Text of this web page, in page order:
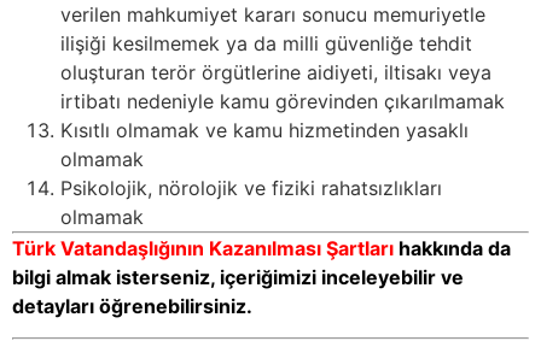
verilen mahkumiyet kararı sonucu memuriyetle
ilişiği kesilmemek ya da milli güvenliğe tehdit
oluşturan terör örgütlerine aidiyeti, iltisakı veya
irtibatı nedeniyle kamu görevinden çıkarılmamak
Kısıtlı olmamak ve kamu hizmetinden yasaklı
olmamak
Psikolojik, nörolojik ve fiziki rahatsızlıkları
olmamak
Türk Vatandaşlığının Kazanılması Şartları hakkında da
bilgi almak isterseniz, içeriğimizi inceleyebilir ve
detayları öğrenebilirsiniz.